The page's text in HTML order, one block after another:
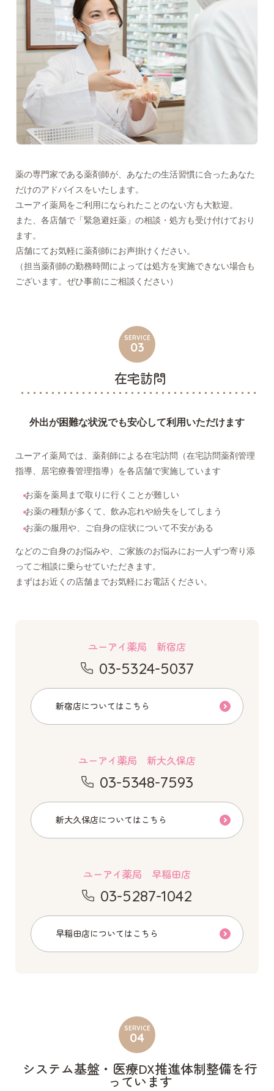
薬の専門家である薬剤師が、あなたの生活習慣に合ったあなた
だけのアドバイスをいたします。
ユーアイ薬局をご利用になられたことのない方も大歓迎。
また、各店舗で「緊急避妊薬」の相談・処方も受け付けており
ます。
店舗にてお気軽に薬剤師にお声掛けください。
（担当薬剤師の勤務時間によっては処方を実施できない場合も
ございます。ぜひ事前にご相談ください）
SERVICE
03
在宅訪問
外出が困難な状況でも安心して利用いただけます
ユーアイ薬局では、薬剤師による在宅訪問（在宅訪問薬剤管理
指導、居宅療養管理指導）を各店舗で実施しています
お薬を薬局まで取りに行くことが難しい
お薬の種類が多くて、飲み忘れや紛失をしてしまう
お薬の服用や、ご自身の症状について不安がある
などのご自身のお悩みや、ご家族のお悩みにお一人ずつ寄り添
ってご相談に乗らせていただきます。
まずはお近くの店舗までお気軽にお電話ください。
ユーアイ薬局 新宿店
03-5324-5037
新宿店についてはこちら
ユーアイ薬局 新大久保店
03-5348-7593
新大久保店についてはこちら
ユーアイ薬局 早稲田店
03-5287-1042
早稲田店についてはこちら
SERVICE
04
システム基盤・医療DX推進体制整備を行
っています